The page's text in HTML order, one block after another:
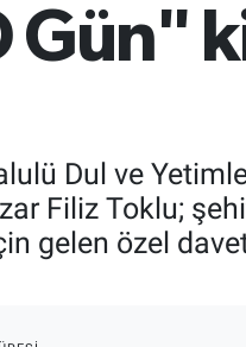
Dul ve
Filiz Toklu;
gelen özel